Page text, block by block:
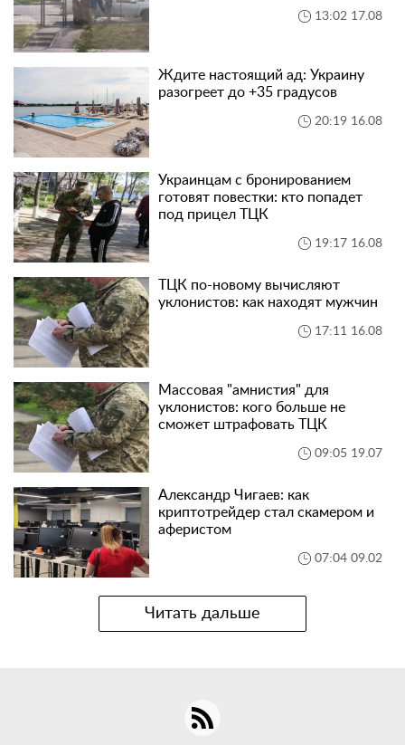
13:02 17.08
Ждите настоящий ад: Украину
разогреет до +35 градусов
20:19 16.08
Украинцам с бронированием
готовят повестки: кто попадет
под прицел ТЦК
19:17 16.08
ТЦК по-новому вычисляют
уклонистов: как находят мужчин
17:11 16.08
Массовая "амнистия" для
уклонистов: кого больше не
сможет штрафовать ТЦК
09:05 19.07
Александр Чигаев: как
криптотрейдер стал скамером и
аферистом
07:04 09.02
Читать дальше